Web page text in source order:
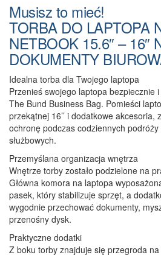
Musisz to mieć!
TORBA DO LAPTOPA
NETBOOK 15.6″ – 16″
DOKUMENTY
Idealna torba dla Twojego laptopa
Przenieś swojego laptopa bezpiecznie
The Bund Business Bag. Pomieści
przekątnej 16’’ i dodatkowe akcesoria,
ochronę podczas codziennych
służbowych.
Przemyślana organizacja wnętrza
Wnętrze torby zostało podzielone na
Główna komora na laptopa
pasek, który stabilizuje sprzęt, a
wygodnie przechować dokumenty,
przenośny dysk.
Praktyczne dodatki
Z boku torby znajduje się przegroda